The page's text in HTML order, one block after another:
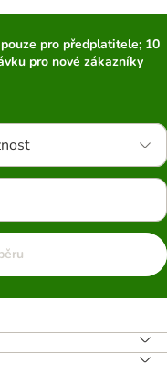
pro předplatitele; 10
pro nové zákazníky